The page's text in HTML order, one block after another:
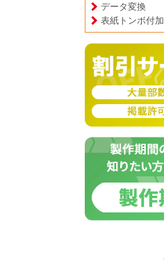
データ変換
表紙トンボ付加